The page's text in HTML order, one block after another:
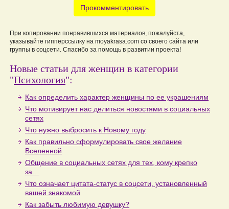
Прокомментировать
При копировании понравившихся материалов, пожалуйста,
указывайте гипперссылку на moyakrasa.com со своего сайта или
группы в соцсети. Спасибо за помощь в развитии проекта!
Новые статьи для женщин в категории
"Психология":
Как определить характер женщины по ее украшениям
Что мотивирует нас делиться новостями в социальных
сетях
Что нужно выбросить к Новому году
Как правильно сформулировать свое желание
Вселенной
Общение в социальных сетях для тех, кому крепко
за…
Что означает цитата-статус в соцсети, установленный
вашей знакомой
Как забыть любимую девушку?